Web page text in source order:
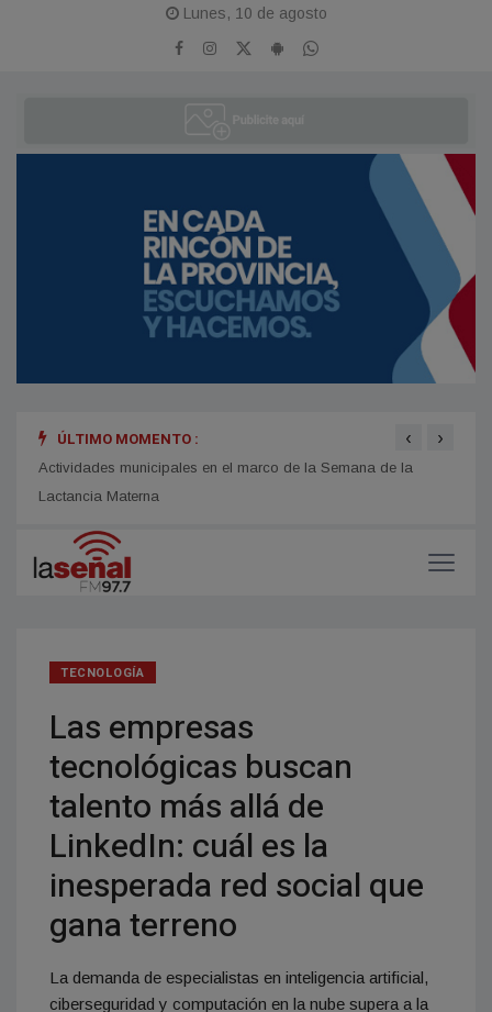
Lunes, 10 de agosto
ÚLTIMO MOMENTO :
Actividades municipales en el marco de la Semana de la
Lactancia Materna
‹ ›
TECNOLOGÍA
Las empresas
tecnológicas buscan
talento más allá de
LinkedIn: cuál es la
inesperada red social que
gana terreno
La demanda de especialistas en inteligencia artificial,
ciberseguridad y computación en la nube supera a la